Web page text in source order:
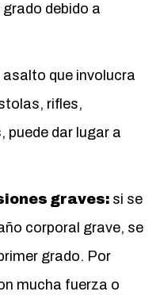
debido a
asalto que involucra
rifles,
dar lugar a
graves: si se
corporal grave, se
grado. Por
mucha fuerza o